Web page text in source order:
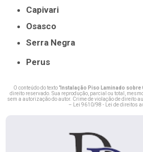
Capivari
Osasco
Serra Negra
Perus
O conteúdo do texto "Instalação Piso Laminado sobre
direito reservado. Sua reprodução, parcial ou total,
sem a autorização do autor. Crime de violação de direito
–
Lei 9610/98 - Lei de direitos